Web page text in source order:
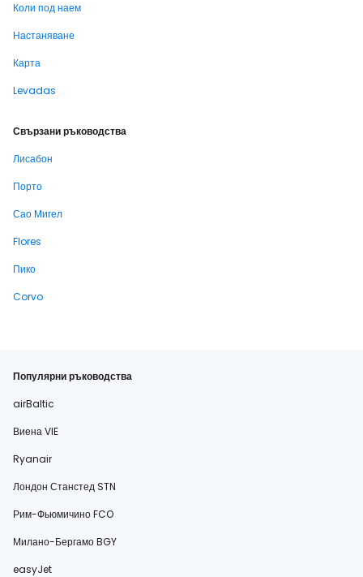
Коли под наем
Настаняване
Карта
Levadas
Свързани ръководства
Лисабон
Порто
Сао Мигел
Flores
Пико
Corvo
Популярни ръководства
airBaltic
Виена VIE
Ryanair
Лондон Станстед STN
Рим-Фьюмичино FCO
Милано-Бергамо BGY
easyJet